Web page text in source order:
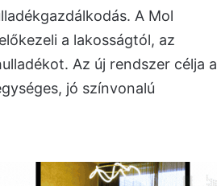
A Mol
a lakosságtól, az
Az új rendszer célja a
jó színvonalú